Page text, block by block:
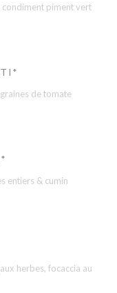
condiment piment vert
de tomate
entiers & cumin
herbes, focaccia au